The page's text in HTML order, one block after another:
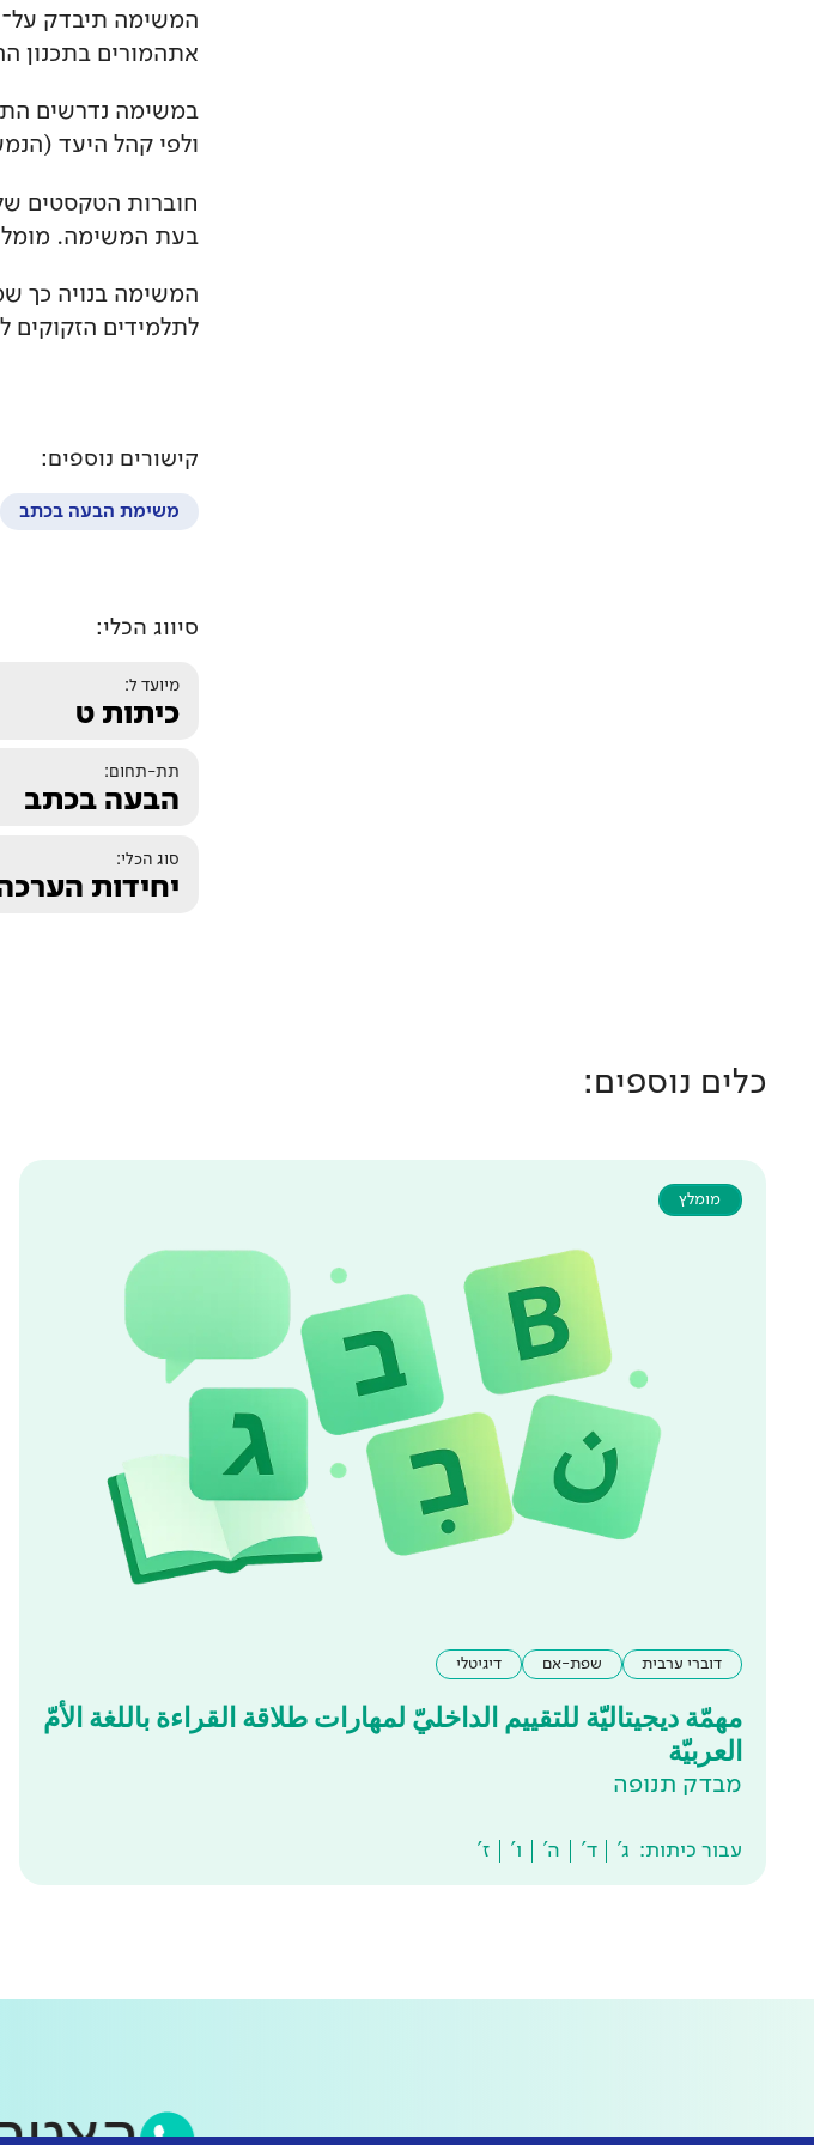
המשימה תיבדק
אתהמורים בתכנון
במשימה נדרשים
ולפי קהל היעד
חוברות הטקסטים
בעת המשימה.
המשימה בנויה כך
לתלמידים הזקוקים
קישורים נוספים:
משימת הבעה בכתב
סיווג הכלי:
מיועד ל:
כיתות ט
תת-תחום:
הבעה בכתב
סוג הכלי:
יחידות
כלים נוספים:
מומלץ
דוברי ערבית שפת-אם דיגיטלי
مهمّة ديجيتاليّة للتقييم الداخليّ لمهارات طلاقة القراءة باللغة الأمّ
العربيّة
מבדק תנופה
עבור כיתות: ג' ד' ה' ו' ז'